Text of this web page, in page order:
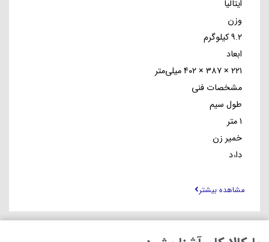
ایتالیا
وزن
۹.۲ کیلوگرم
ابعاد
۲۲۱ × ۳۸۷ × ۴۰۲ میلی‌متر
مشخصات فنی
طول سیم
۱ متر
خمیر زن
دارد
۴.۸ لیتر
ندارد
سری شامل
مشاهده بیشتر